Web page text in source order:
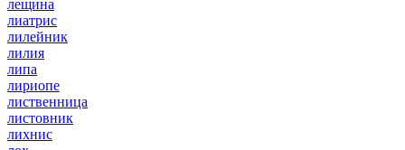
лещина
лиатрис
лилейник
лилия
липа
лириопе
лиственница
листовник
лихнис